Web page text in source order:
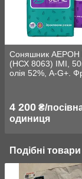
Соняшник AЕРОН
(НСХ 8063) ІМІ,
олія 52%, A-G+.
4 200 ₴/
одиниця
Подібні